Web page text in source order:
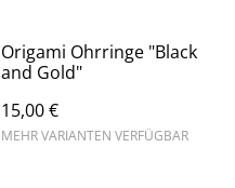
Origami Ohrringe "Black
and Gold"
15,00 €
MEHR VARIANTEN VERFÜGBAR